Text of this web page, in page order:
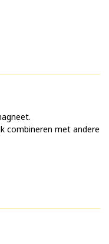
combineren met andere